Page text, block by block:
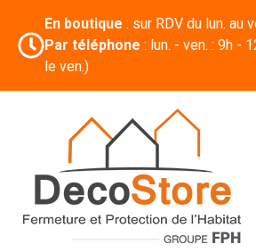
En boutique : sur RDV du lun. au
Par téléphone : lun. - ven. : 9h -
le ven.)